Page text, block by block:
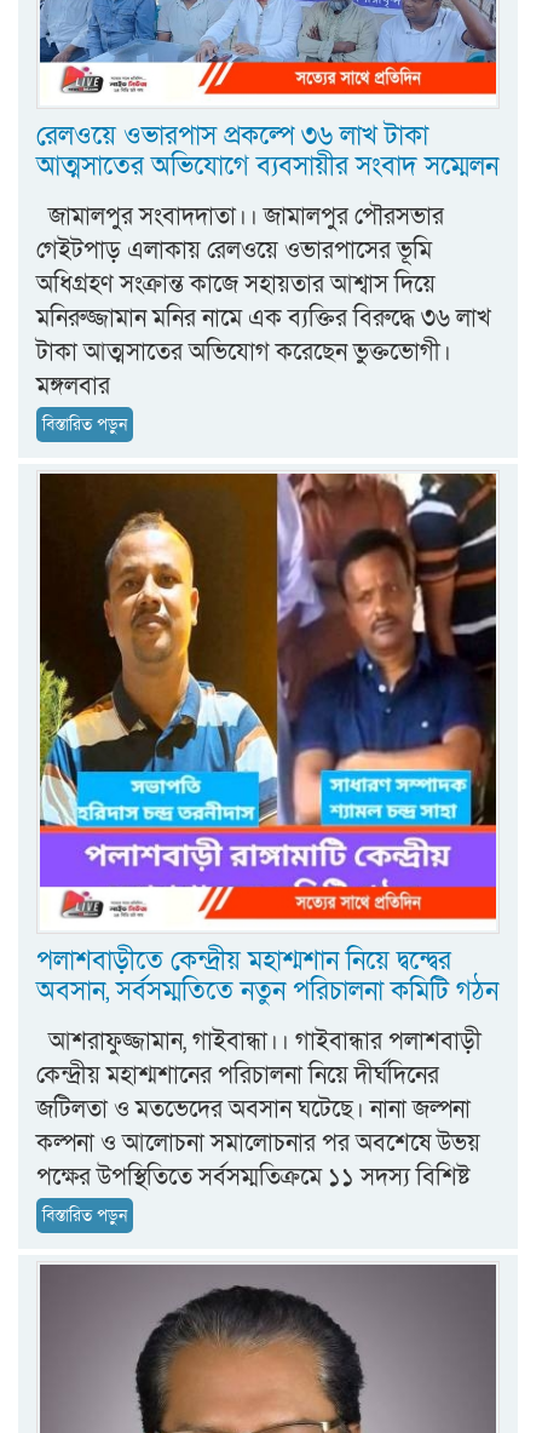
রেলওয়ে ওভারপাস প্রকল্পে ৩৬ লাখ টাকা
আত্মসাতের অভিযোগে ব্যবসায়ীর সংবাদ সম্মেলন
জামালপুর সংবাদদাতা।। জামালপুর পৌরসভার
গেইটপাড় এলাকায় রেলওয়ে ওভারপাসের ভূমি
অধিগ্রহণ সংক্রান্ত কাজে সহায়তার আশ্বাস দিয়ে
মনিরুজ্জামান মনির নামে এক ব্যক্তির বিরুদ্ধে ৩৬ লাখ
টাকা আত্মসাতের অভিযোগ করেছেন ভুক্তভোগী।
মঙ্গলবার
বিস্তারিত পড়ুন
পলাশবাড়ীতে কেন্দ্রীয় মহাশ্মশান নিয়ে দ্বন্দ্বের
অবসান, সর্বসম্মতিতে নতুন পরিচালনা কমিটি গঠন
আশরাফুজ্জামান, গাইবান্ধা।। গাইবান্ধার পলাশবাড়ী
কেন্দ্রীয় মহাশ্মশানের পরিচালনা নিয়ে দীর্ঘদিনের
জটিলতা ও মতভেদের অবসান ঘটেছে। নানা জল্পনা
কল্পনা ও আলোচনা সমালোচনার পর অবশেষে উভয়
পক্ষের উপস্থিতিতে সর্বসম্মতিক্রমে ১১ সদস্য বিশিষ্ট
বিস্তারিত পড়ুন